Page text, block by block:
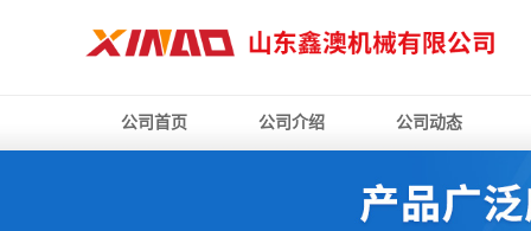
公司首页 公司介绍 公司动态